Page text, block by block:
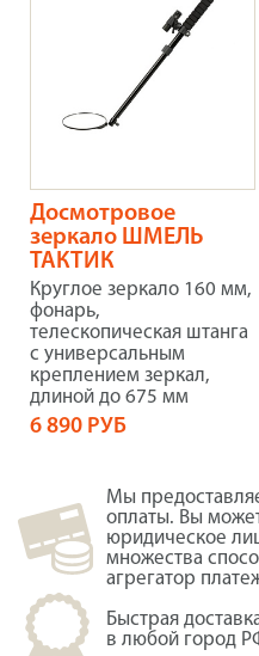
Досмотровое
зеркало ШМЕЛЬ
ТАКТИК
Круглое зеркало 160 мм,
фонарь,
телескопическая штанга
с универсальным
креплением зеркал,
длиной до 675 мм
6 890 РУБ
Мы
оплаты. Вы
юридическое
множества
агрегатор
Быстрая
в любой город